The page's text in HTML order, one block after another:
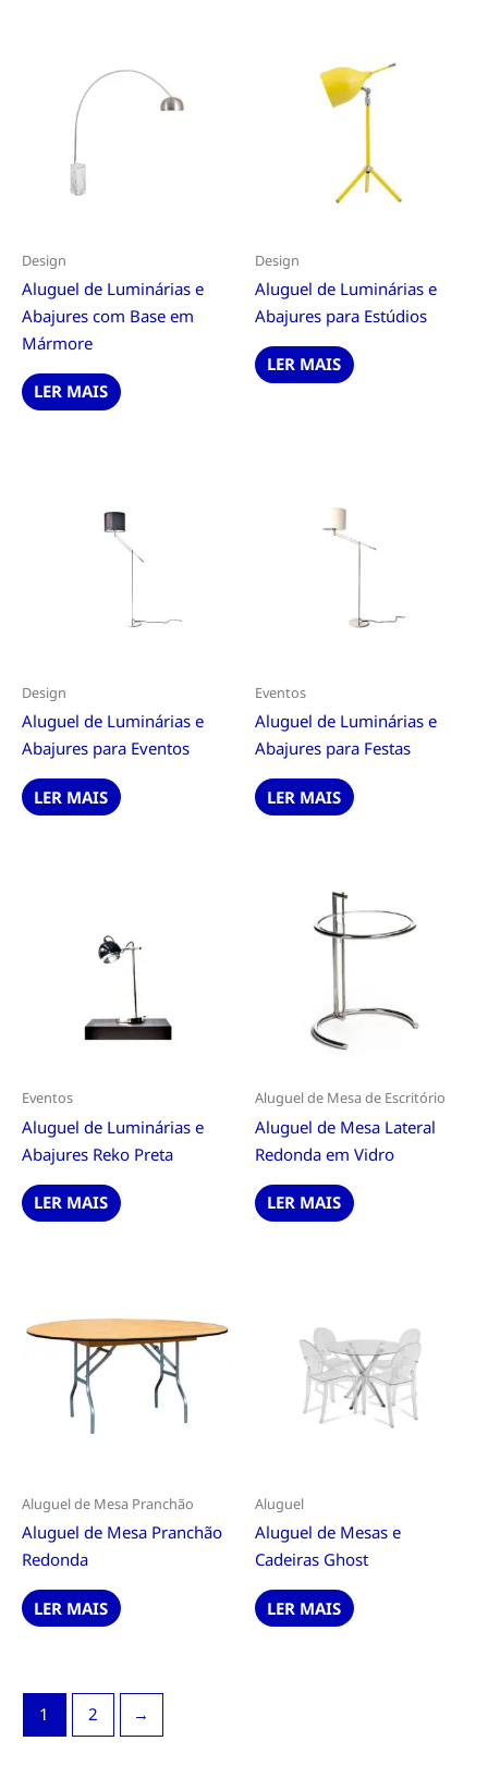
Design
Aluguel de Luminárias e
Abajures com Base em
Mármore
LER MAIS
Design
Aluguel de Luminárias e
Abajures para Estúdios
LER MAIS
Design
Aluguel de Luminárias e
Abajures para Eventos
LER MAIS
Eventos
Aluguel de Luminárias e
Abajures para Festas
LER MAIS
Eventos
Aluguel de Luminárias e
Abajures Reko Preta
LER MAIS
Aluguel de Mesa de Escritório
Aluguel de Mesa Lateral
Redonda em Vidro
LER MAIS
Aluguel de Mesa Pranchão
Aluguel de Mesa Pranchão
Redonda
LER MAIS
Aluguel
Aluguel de Mesas e
Cadeiras Ghost
LER MAIS
1 2 →